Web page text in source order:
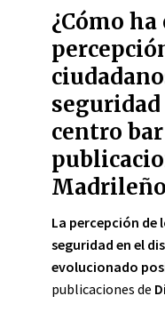
¿Cómo
centro
Madrileño
La percepción de
seguridad en el
evolucionado
publicaciones de